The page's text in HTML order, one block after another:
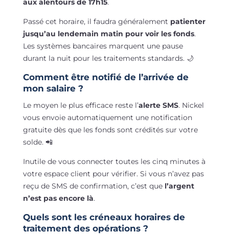
aux alentours de 17h15.
Passé cet horaire, il faudra généralement patienter
jusqu’au lendemain matin pour voir les fonds.
Les systèmes bancaires marquent une pause
durant la nuit pour les traitements standards. 🌙
Comment être notifié de l’arrivée de
mon salaire ?
Le moyen le plus efficace reste l’alerte SMS. Nickel
vous envoie automatiquement une notification
gratuite dès que les fonds sont crédités sur votre
solde. 📲
Inutile de vous connecter toutes les cinq minutes à
votre espace client pour vérifier. Si vous n’avez pas
reçu de SMS de confirmation, c’est que l’argent
n’est pas encore là.
Quels sont les créneaux horaires de
traitement des opérations ?